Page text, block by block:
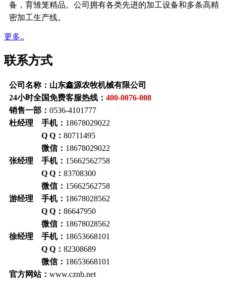
备，育雏笼精品。公司拥有各类先进的加工设备和多条高精
密加工生产线。
更多..
联系方式
公司名称：山东鑫源农牧机械有限公司
24小时全国免费客服热线： 400-0076-008
销售一部： 0536-4101777
杜经理 手机： 18678029022
Q Q： 80711495
微信： 18678029022
张经理 手机： 15662562758
Q Q： 83708300
微信： 15662562758
游经理 手机： 18678028562
Q Q： 86647950
微信： 18678028562
徐经理 手机： 18653668101
Q Q： 82308689
微信： 18653668101
官方网站： www.cznb.net